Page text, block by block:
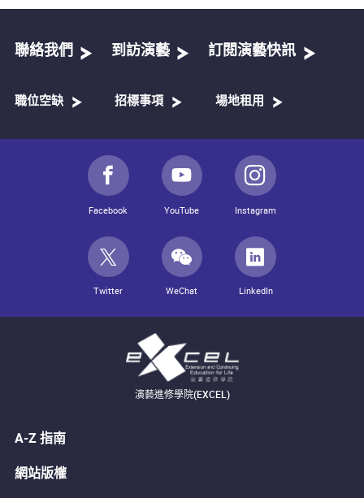
聯絡我們 到訪演藝 訂閱演藝快訊
職位空缺 招標事項 場地租用
Facebook YouTube Instagram
Twitter WeChat LinkedIn
演藝進修學院(EXCEL)
A-Z 指南
網站版權